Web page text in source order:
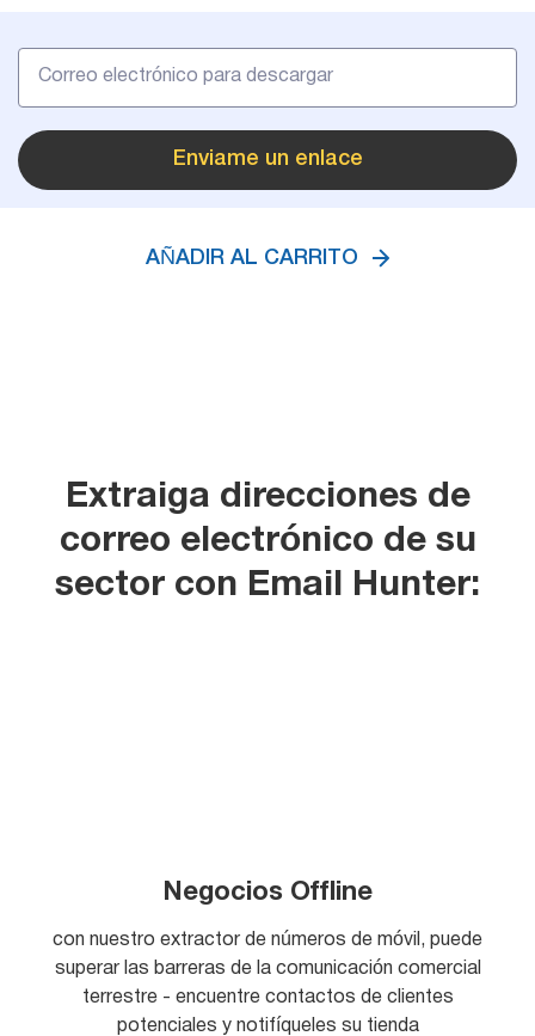
Enviame un enlace
AÑADIR AL CARRITO
Extraiga direcciones de
correo electrónico de su
sector con Email Hunter:
Negocios Offline
con nuestro extractor de números de móvil, puede
superar las barreras de la comunicación comercial
terrestre - encuentre contactos de clientes
potenciales y notifíqueles su tienda